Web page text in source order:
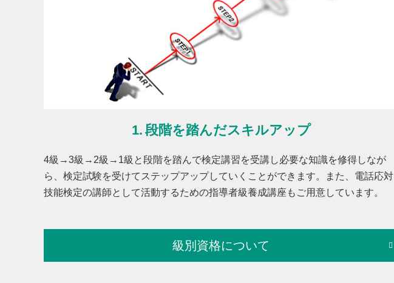
段階を踏んだスキルアップ
4級→3級→2級→1級と段階を踏んで検定講習を受講し必要な知識を修得しなが
ら、検定試験を受けてステップアップしていくことができます。また、電話応対
技能検定の講師として活動するための指導者級養成講座もご用意しています。
級別資格について